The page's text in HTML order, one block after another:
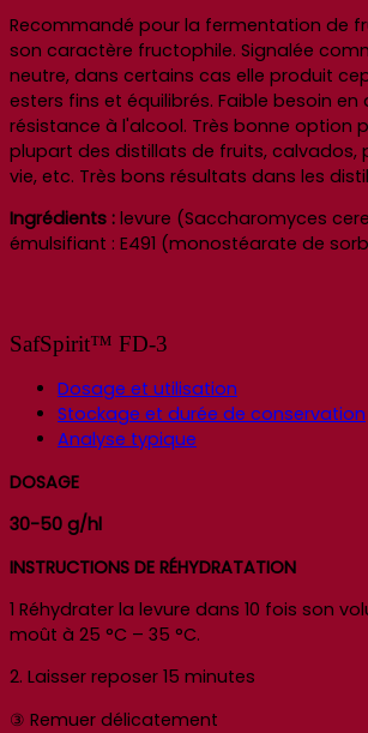
Recommandé pour la fermentation de
son caractère fructophile. Signalée
neutre, dans certains cas elle produit
esters fins et équilibrés. Faible besoin
résistance à l'alcool. Très bonne option
plupart des distillats de fruits, calvados,
vie, etc. Très bons résultats dans les
Ingrédients : levure (Saccharomyces
émulsifiant : E491 (monostéarate de
SafSpirit™ FD-3
Dosage et utilisation
Stockage et durée de conservation
Analyse typique
DOSAGE
30-50 g/hl
INSTRUCTIONS DE RÉHYDRATATION
1 Réhydrater la levure dans 10 fois son
moût à 25 °C – 35 °C.
2. Laisser reposer 15 minutes
③ Remuer délicatement